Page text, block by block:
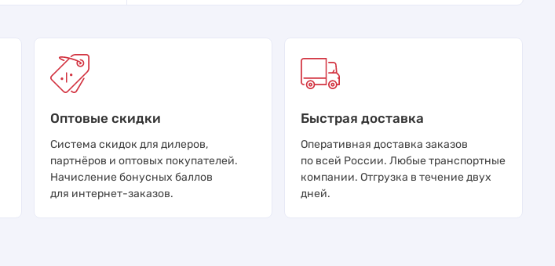
Оптовые скидки
Система скидок для дилеров,
партнёров и оптовых покупателей.
Начисление бонусных баллов
для интернет-заказов.
Быстрая доставка
Оперативная доставка заказов
по всей России. Любые транспортные
компании. Отгрузка в течение двух
дней.